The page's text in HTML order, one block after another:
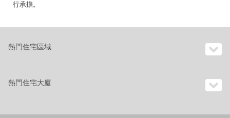
行承擔。
熱門住宅區域
熱門住宅大廈